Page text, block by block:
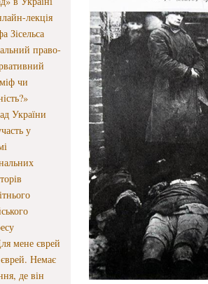
лекція
Зісельса
право-
чи
України
у
мене єврей
Немає
де він